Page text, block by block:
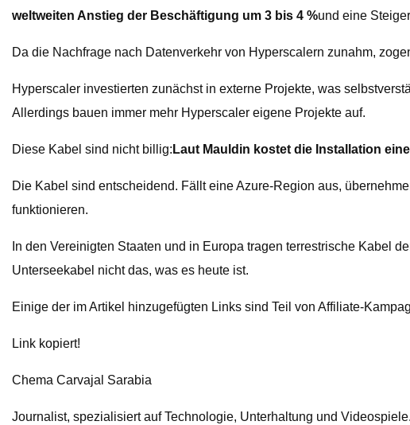
weltweiten Anstieg der Beschäftigung um 3 bis 4 %und eine
Da die Nachfrage nach Datenverkehr von Hyperscalern zunahm,
Hyperscaler investierten zunächst in externe Projekte, was
Allerdings bauen immer mehr Hyperscaler eigene Projekte auf.
Diese Kabel sind nicht billig: Laut Mauldin kostet die Installation
Die Kabel sind entscheidend. Fällt eine Azure-Region aus,
funktionieren.
In den Vereinigten Staaten und in Europa tragen terrestrische Kabel
Unterseekabel nicht das, was es heute ist.
Einige der im Artikel hinzugefügten Links sind Teil von Affiliate-
Link kopiert!
Chema Carvajal Sarabia
Journalist, spezialisiert auf Technologie, Unterhaltung und